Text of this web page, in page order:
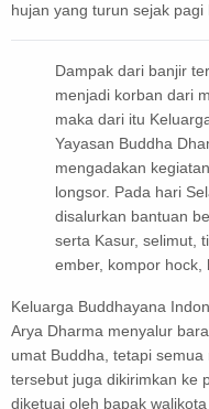
hujan yang turun sejak pagi
Dampak dari banjir
menjadi korban dari
maka dari itu
Yayasan Buddha
mengadakan
longsor. Pada hari
disalurkan bantuan
serta Kasur, selimut,
ember, kompor hock,
Keluarga Buddhayana
Arya Dharma menyalur
umat Buddha, tetapi
tersebut juga dikirimkan ke
diketuai oleh bapak